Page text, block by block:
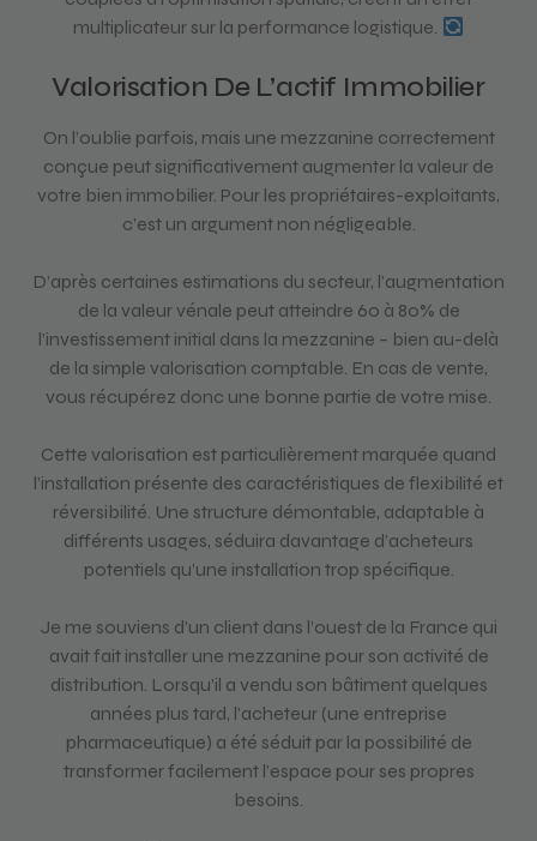
multiplicateur sur la performance logistique.
Valorisation De L’actif Immobilier
On l’oublie parfois, mais une mezzanine correctement
conçue peut significativement augmenter la valeur de
votre bien immobilier. Pour les propriétaires-exploitants,
c’est un argument non négligeable.
D’après certaines estimations du secteur, l’augmentation
de la valeur vénale peut atteindre 60 à 80% de
l’investissement initial dans la mezzanine – bien au-delà
de la simple valorisation comptable. En cas de vente,
vous récupérez donc une bonne partie de votre mise.
Cette valorisation est particulièrement marquée quand
l’installation présente des caractéristiques de flexibilité et
réversibilité. Une structure démontable, adaptable à
différents usages, séduira davantage d’acheteurs
potentiels qu’une installation trop spécifique.
Je me souviens d’un client dans l’ouest de la France qui
avait fait installer une mezzanine pour son activité de
distribution. Lorsqu’il a vendu son bâtiment quelques
années plus tard, l’acheteur (une entreprise
pharmaceutique) a été séduit par la possibilité de
transformer facilement l’espace pour ses propres
besoins.